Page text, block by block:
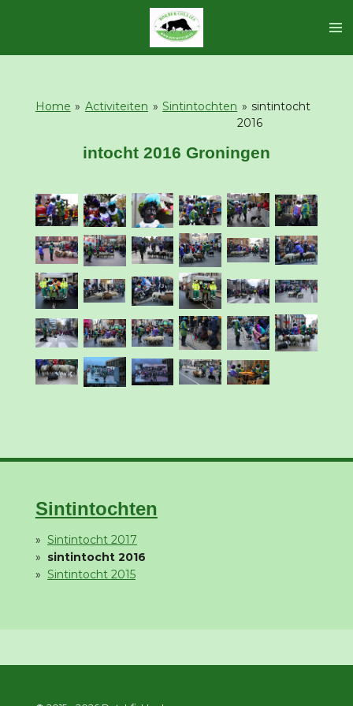
Home » Activiteiten » Sintintochten » sintintocht
2016
intocht 2016 Groningen
Sintintochten
Sintintocht 2017
sintintocht 2016
Sintintocht 2015